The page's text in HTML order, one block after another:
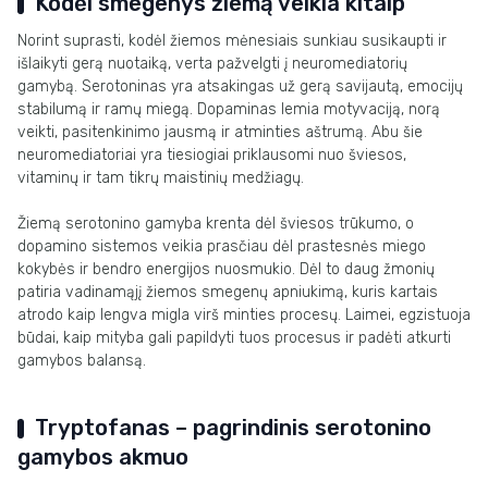
Norint suprasti, kodėl žiemos mėnesiais sunkiau susikaupti ir
išlaikyti gerą nuotaiką, verta pažvelgti į neuromediatorių
gamybą. Serotoninas yra atsakingas už gerą savijautą, emocijų
stabilumą ir ramų miegą. Dopaminas lemia motyvaciją, norą
veikti, pasitenkinimo jausmą ir atminties aštrumą. Abu šie
neuromediatoriai yra tiesiogiai priklausomi nuo šviesos,
vitaminų ir tam tikrų maistinių medžiagų.
Žiemą serotonino gamyba krenta dėl šviesos trūkumo, o
dopamino sistemos veikia prasčiau dėl prastesnės miego
kokybės ir bendro energijos nuosmukio. Dėl to daug žmonių
patiria vadinamąjį žiemos smegenų apniukimą, kuris kartais
atrodo kaip lengva migla virš minties procesų. Laimei, egzistuoja
būdai, kaip mityba gali papildyti tuos procesus ir padėti atkurti
gamybos balansą.
Tryptofanas – pagrindinis serotonino
gamybos akmuo